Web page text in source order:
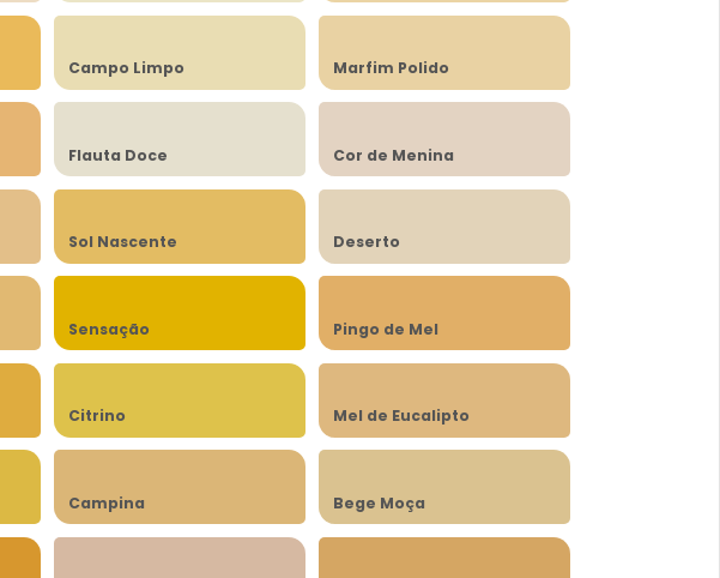
Campo Limpo Marfim Polido
Flauta Doce Cor de Menina
Sol Nascente Deserto
Sensação Pingo de Mel
Citrino Mel de Eucalipto
Campina Bege Moça